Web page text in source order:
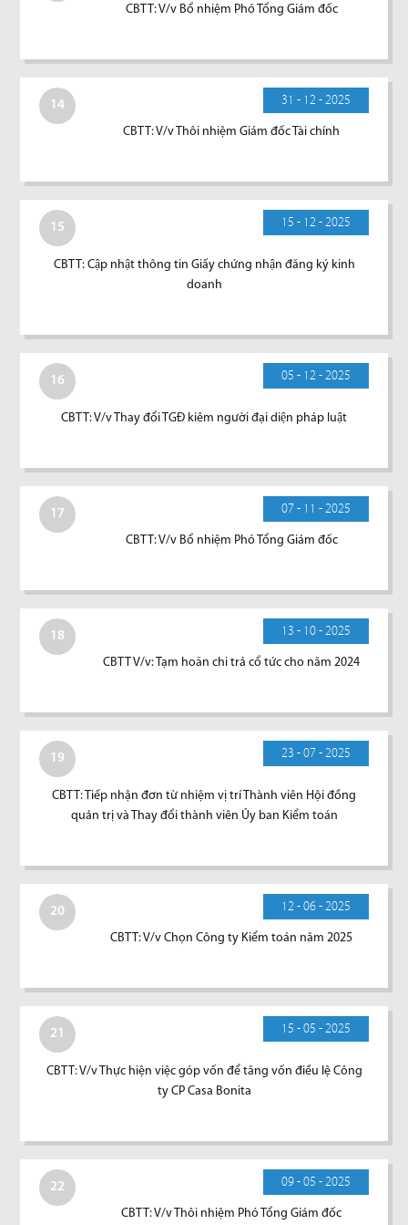
CBTT: V/v Bổ nhiệm Phó Tổng Giám đốc
14 31 - 12 - 2025
CBTT: V/v Thôi nhiệm Giám đốc Tài chính
15 15 - 12 - 2025
CBTT: Cập nhật thông tin Giấy chứng nhận đăng ký kinh
doanh
16 05 - 12 - 2025
CBTT: V/v Thay đổi TGĐ kiêm người đại diện pháp luật
17 07 - 11 - 2025
CBTT: V/v Bổ nhiệm Phó Tổng Giám đốc
18 13 - 10 - 2025
CBTT V/v: Tạm hoãn chi trả cổ tức cho năm 2024
19 23 - 07 - 2025
CBTT: Tiếp nhận đơn từ nhiệm vị trí Thành viên Hội đồng
quản trị và Thay đổi thành viên Ủy ban Kiểm toán
20 12 - 06 - 2025
CBTT: V/v Chọn Công ty Kiểm toán năm 2025
21 15 - 05 - 2025
CBTT: V/v Thực hiện việc góp vốn để tăng vốn điều lệ Công
ty CP Casa Bonita
22 09 - 05 - 2025
CBTT: V/v Thôi nhiệm Phó Tổng Giám đốc